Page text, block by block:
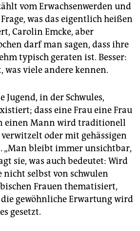
vom Erwachsenwerden und
was das eigentlich heißen
Carolin Emcke, aber
darf man sagen, dass ihre
typisch geraten ist. Besser:
was viele andere kennen.
Jugend, in der Schwules,
dass eine Frau eine Frau
einen Mann wird traditionell
verwitzelt oder mit gehässigen
„Man bleibt immer unsichtbar,
sie, was auch bedeutet: Wird
nicht selbst von schwulen
Frauen thematisiert,
gewöhnliche Erwartung wird
gesetzt.